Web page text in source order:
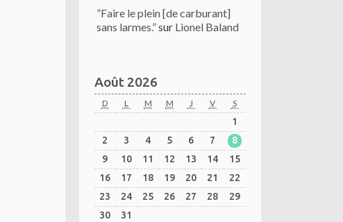
”Faire le plein [de carburant]
sans larmes.”sur Lionel Baland
Août 2026
D L M M J V S
1
2
3 4 5 6 7
8
9
10 11 12 13 14
15
16
17 18 19 20 21
22
23
24 25 26 27 28
29
30
31